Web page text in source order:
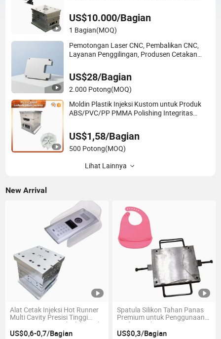
Cetakan Kustom, dan Manufaktur Presisi
US$10.000/Bagian
1 Bagian(MOQ)
Pemotongan Laser CNC, Pembalikan CNC,
Layanan Penggilingan, Produsen Cetakan
Logam untuk Suku Cadang Otomotif dan
Medis, Prototyping Cepat
US$28/Bagian
2.000 Potong(MOQ)
Moldin Plastik Injeksi Kustom untuk Produk
ABS/PVC/PP PMMA Polishing Integritas
US$1,58/Bagian
500 Potong(MOQ)
Lihat Lainnya
New Arrival
Alat Cetak Injeksi Hot Runner
Multi Cavity Presisi Tinggi
OEM Kustom untuk Elektronik
Otomotif Mold Plastik
US$0,6-0,7/Bagian
Spatula Silikon Tahan Panas
Premium untuk Penggunaan
Profesional
US$0,3/Bagian